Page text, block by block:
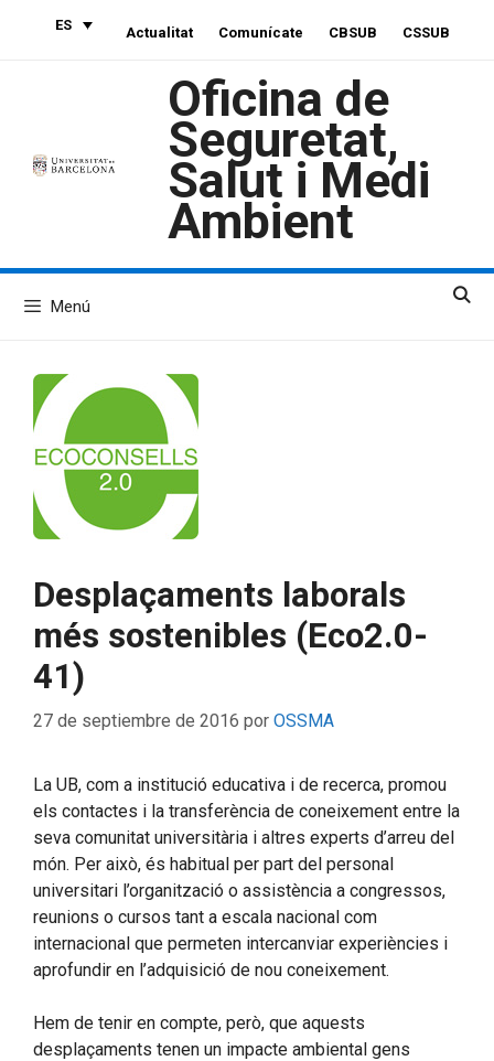
ES Actualitat Comunícate CBSUB CSSUB
Oficina de
Seguretat,
Salut i Medi
Ambient
Menú
Desplaçaments laborals
més sostenibles (Eco2.0-
41)
27 de septiembre de 2016 por OSSMA
La UB, com a institució educativa i de recerca, promou
els contactes i la transferència de coneixement entre la
seva comunitat universitària i altres experts d’arreu del
món. Per això, és habitual per part del personal
universitari l’organització o assistència a congressos,
reunions o cursos tant a escala nacional com
internacional que permeten intercanviar experiències i
aprofundir en l’adquisició de nou coneixement.
Hem de tenir en compte, però, que aquests
desplaçaments tenen un impacte ambiental gens